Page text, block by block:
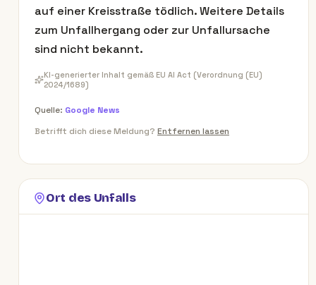
auf einer Kreisstraße tödlich. Weitere Details
zum Unfallhergang oder zur Unfallursache
sind nicht bekannt.
KI-generierter Inhalt gemäß EU AI Act (Verordnung (EU)
2024/1689)
Quelle: Google News
Betrifft dich diese Meldung? Entfernen lassen
Ort des Unfalls